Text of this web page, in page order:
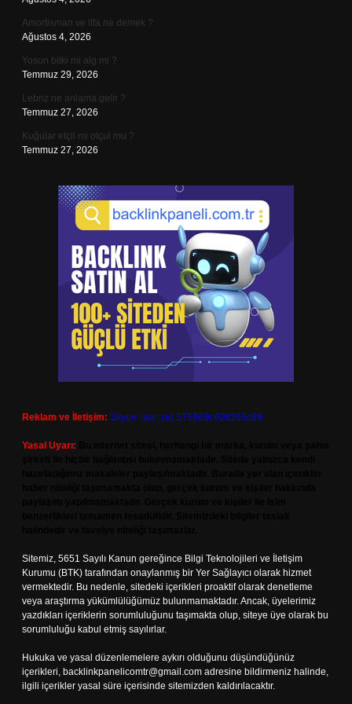
Amortisman ve itfa ne demek ?
Ağustos 4, 2026
Yosun bitki mi alg mi ?
Temmuz 29, 2026
Lebriz ne anlama gelir ?
Temmuz 27, 2026
Kuğular etçil mi otçul mu ?
Temmuz 27, 2026
Reklam ve İletişim: Skype: live:.cid.575569c608265c69
Yasal Uyarı:
Sitemiz, 5651 Sayılı Kanun gereğince Bilgi Teknolojileri ve İletişim
Kurumu (BTK) tarafından onaylanmış bir Yer Sağlayıcı olarak hizmet
vermektedir. Bu nedenle, sitedeki içerikleri proaktif olarak denetleme
veya araştırma yükümlülüğümüz bulunmamaktadır. Ancak, üyelerimiz
yazdıkları içeriklerin sorumluluğunu taşımakta olup, siteye üye olarak bu
sorumluluğu kabul etmiş sayılırlar.
Hukuka ve yasal düzenlemelere aykırı olduğunu düşündüğünüz
içerikleri, backlinkpanelicomtr@gmail.com adresine bildirmeniz halinde,
ilgili içerikler yasal süre içerisinde sitemizden kaldırılacaktır.